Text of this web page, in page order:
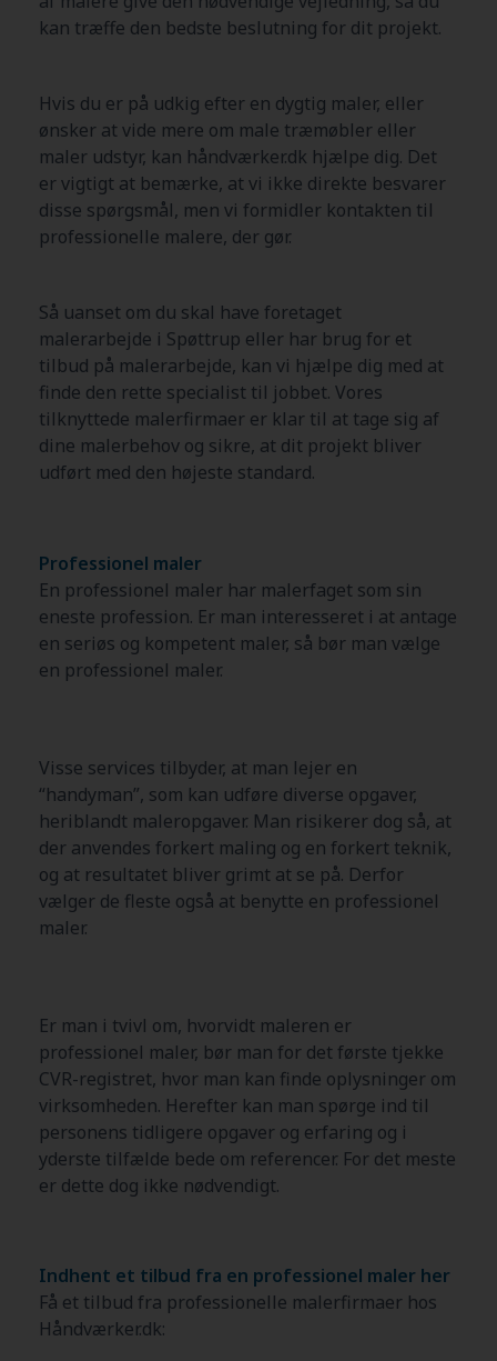
kan træffe den bedste beslutning for dit projekt.
Hvis du er på udkig efter en dygtig maler, eller
ønsker at vide mere om male træmøbler eller
maler udstyr, kan håndværker.dk hjælpe dig. Det
er vigtigt at bemærke, at vi ikke direkte besvarer
disse spørgsmål, men vi formidler kontakten til
professionelle malere, der gør.
Så uanset om du skal have foretaget
malerarbejde i Spøttrup eller har brug for et
tilbud på malerarbejde, kan vi hjælpe dig med at
finde den rette specialist til jobbet. Vores
tilknyttede malerfirmaer er klar til at tage sig af
dine malerbehov og sikre, at dit projekt bliver
udført med den højeste standard.
Professionel maler
En professionel maler har malerfaget som sin
eneste profession. Er man interesseret i at antage
en seriøs og kompetent maler, så bør man vælge
en professionel maler.
Visse services tilbyder, at man lejer en
“handyman”, som kan udføre diverse opgaver,
heriblandt maleropgaver. Man risikerer dog så, at
der anvendes forkert maling og en forkert teknik,
og at resultatet bliver grimt at se på. Derfor
vælger de fleste også at benytte en professionel
maler.
Er man i tvivl om, hvorvidt maleren er
professionel maler, bør man for det første tjekke
CVR-registret, hvor man kan finde oplysninger om
virksomheden. Herefter kan man spørge ind til
personens tidligere opgaver og erfaring og i
yderste tilfælde bede om referencer. For det meste
er dette dog ikke nødvendigt.
Indhent et tilbud fra en professionel maler her
Få et tilbud fra professionelle malerfirmaer hos
Håndværker.dk: